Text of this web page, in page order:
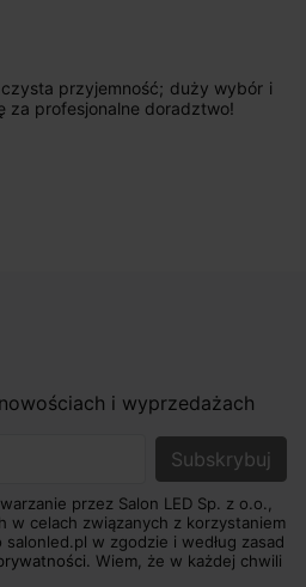
przyjemność; duży wybór i
za profesjonalne doradztwo!
i wyprzedażach
przez Salon LED Sp. z o.o.,
w celach związanych z korzystaniem
w zgodzie i według zasad
Wiem, że w każdej chwili